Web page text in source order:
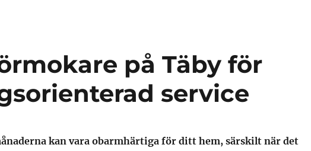
på Täby för
service
kan vara obarmhärtiga för ditt hem, särskilt när det